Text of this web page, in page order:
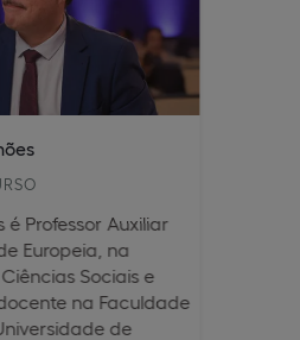
é Professor Auxiliar
Europeia, na
Sociais e
na Faculdade
de